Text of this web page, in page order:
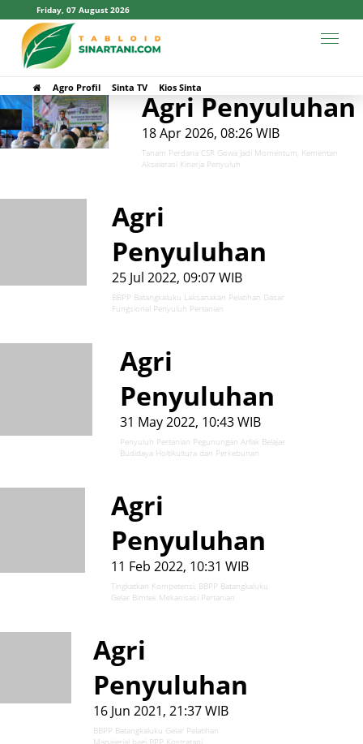
Friday, 07 August 2026
Agro Profil Sinta TV Kios Sinta
#BBPP Batangkaluku
Agri Penyuluhan
18 Apr 2026, 08:26 WIB
Tanam Perdana CSR Gowa Jadi Momentum, Kementan
Akselerasi Kinerja Penyuluh
Agri
Penyuluhan
25 Jul 2022, 09:07 WIB
BBPP Batangkaluku Laksanakan Pelatihan Dasar
Fungsional Penyuluh Pertanian
Agri
Penyuluhan
31 May 2022, 10:43 WIB
Penyuluh Pertanian Pegunungan Arfak Belajar
Budidaya Holtikultura dan Perkebunan
Agri
Penyuluhan
11 Feb 2022, 10:31 WIB
Tingkatkan Kompetensi, BBPP Batangkaluku
Gelar Bimtek Mekanisasi Pertanian
Agri
Penyuluhan
16 Jun 2021, 21:37 WIB
BBPP Batangkaluku Gelar Pelatihan
Manajerial bagi BPP Kostratani